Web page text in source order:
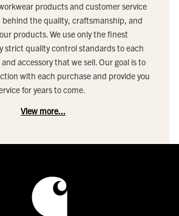
products and customer service
behind the quality, craftsmanship, and
products. We use only the finest
strict quality control standards to each
accessory that we sell. Our goal is to
with each purchase and provide you
for years to come.
View more...